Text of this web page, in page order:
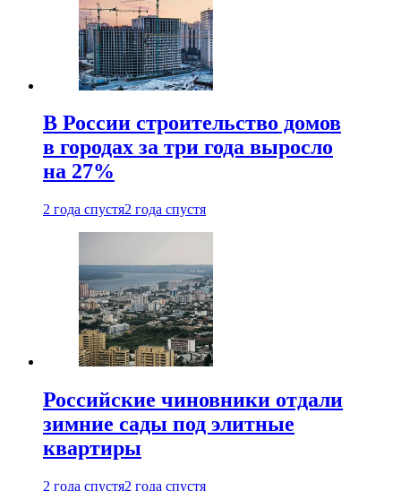
В России строительство домов
в городах за три года выросло
на 27%
2 года спустя2 года спустя
Российские чиновники отдали
зимние сады под элитные
квартиры
2 года спустя2 года спустя